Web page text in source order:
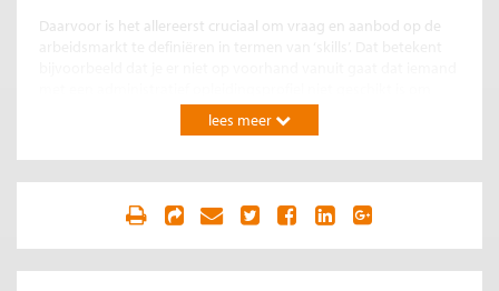
Daarvoor is het allereerst cruciaal om vraag en aanbod op de
zonnepanelen te monteren. Een ander voorbeeld is een
gezamenlijk project van TNO en Olympia uitzendbureau waarin
mogelijkheden voor werkenden, werkzoekenden én
Om dit soort doelgerichte ‘werk-naar-werk’ projecten op te
lees meer